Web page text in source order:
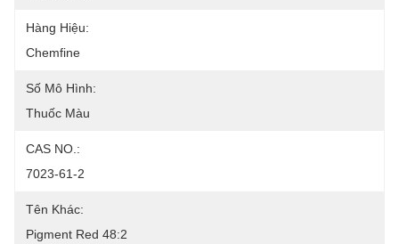
Hàng Hiệu:
Chemfine
Số Mô Hình:
Thuốc Màu
CAS NO.:
7023-61-2
Tên Khác:
Pigment Red 48:2